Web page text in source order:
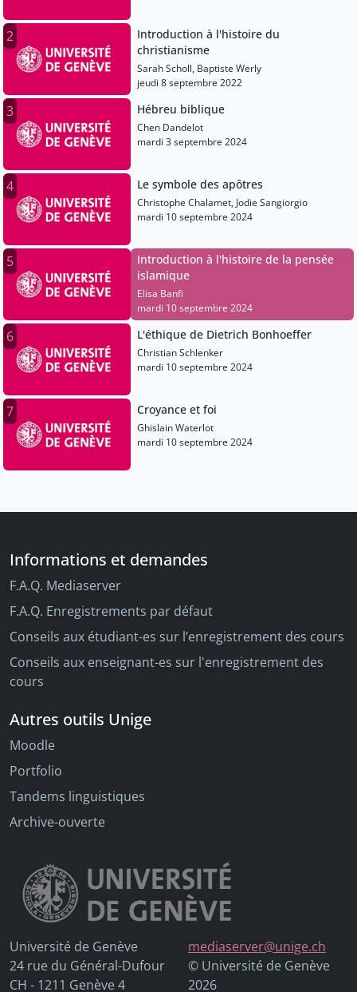
2
Introduction à l'histoire du
christianisme
Sarah Scholl, Baptiste Werly
jeudi 8 septembre 2022
3 Hébreu biblique
Chen Dandelot
mardi 3 septembre 2024
4 Le symbole des apôtres
Christophe Chalamet, Jodie Sangiorgio
mardi 10 septembre 2024
5
Introduction à l'histoire de la pensée
islamique
Elisa Banfi
mardi 10 septembre 2024
6 L'éthique de Dietrich Bonhoeffer
Christian Schlenker
mardi 10 septembre 2024
7 Croyance et foi
Ghislain Waterlot
mardi 10 septembre 2024
Informations et demandes
F.A.Q. Mediaserver
F.A.Q. Enregistrements par défaut
Conseils aux étudiant-es sur l’enregistrement des cours
Conseils aux enseignant-es sur l'enregistrement des
cours
Autres outils Unige
Moodle
Portfolio
Tandems linguistiques
Archive-ouverte
Université de Genève
24 rue du Général-Dufour
CH - 1211 Genève 4
mediaserver@unige.ch
© Université de Genève
2026